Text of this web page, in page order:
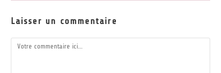
Laisser un commentaire